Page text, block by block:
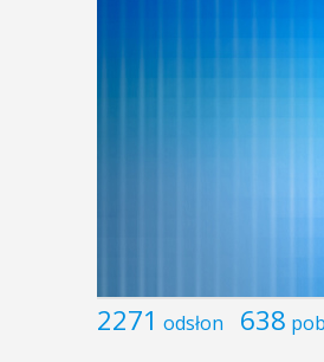
2271 odsłon 638